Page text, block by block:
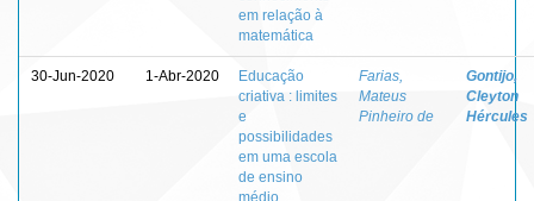
em relação à
matemática
30-Jun-2020 1-Abr-2020
Educação
criativa : limites
e
possibilidades
em uma escola
de ensino
médio
Farias,
Mateus
Pinheiro de
Gontijo,
Cleyton
Hércules